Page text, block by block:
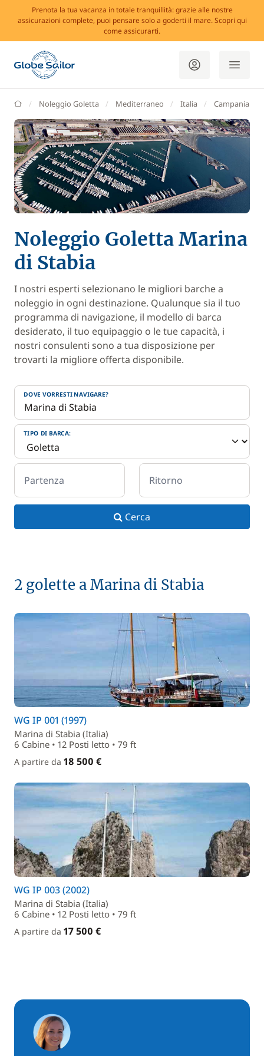
Prenota la tua vacanza in totale tranquillità: grazie alle nostre
assicurazioni complete, puoi pensare solo a goderti il mare. Scopri qui
come assicurarti.
GlobeSailor
Noleggio Goletta Mediterraneo Italia Campania
Noleggio Goletta Marina
di Stabia
I nostri esperti selezionano le migliori barche a
noleggio in ogni destinazione. Qualunque sia il tuo
programma di navigazione, il modello di barca
desiderato, il tuo equipaggio o le tue capacità, i
nostri consulenti sono a tua disposizione per
trovarti la migliore offerta disponibile.
DOVE VORRESTI NAVIGARE?
TIPO DI BARCA:
Partenza Ritorno
Cerca
2 golette a Marina di Stabia
WG IP 001 (1997)
Marina di Stabia (Italia)
6 Cabine • 12 Posti letto • 79 ft
A partire da 18 500 €
WG IP 003 (2002)
Marina di Stabia (Italia)
6 Cabine • 12 Posti letto • 79 ft
A partire da 17 500 €